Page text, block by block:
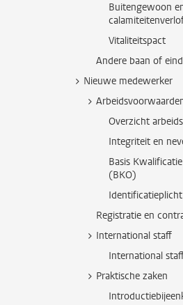
Buitengewoon
Vitaliteitspact
Andere baan of
Nieuwe medewerker
Overzicht
Integriteit en
Basis
(BKO)
Identificatieplicht
Registratie en
International staff
International
Praktische zaken